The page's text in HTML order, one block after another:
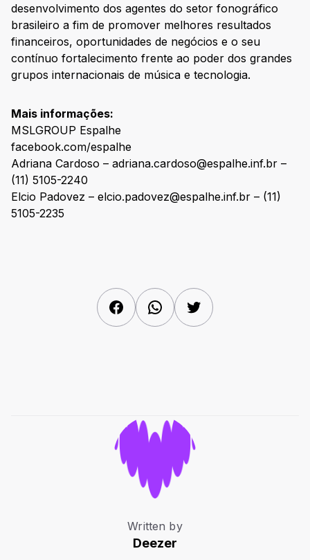
desenvolvimento dos agentes do setor fonográfico
brasileiro a fim de promover melhores resultados
financeiros, oportunidades de negócios e o seu
contínuo fortalecimento frente ao poder dos grandes
grupos internacionais de música e tecnologia.
Mais informações:
MSLGROUP Espalhe
facebook.com/espalhe
Adriana Cardoso – adriana.cardoso@espalhe.inf.br –
(11) 5105-2240
Elcio Padovez – elcio.padovez@espalhe.inf.br – (11)
5105-2235
FacebookWhatsAppTwitter
Written by
Deezer